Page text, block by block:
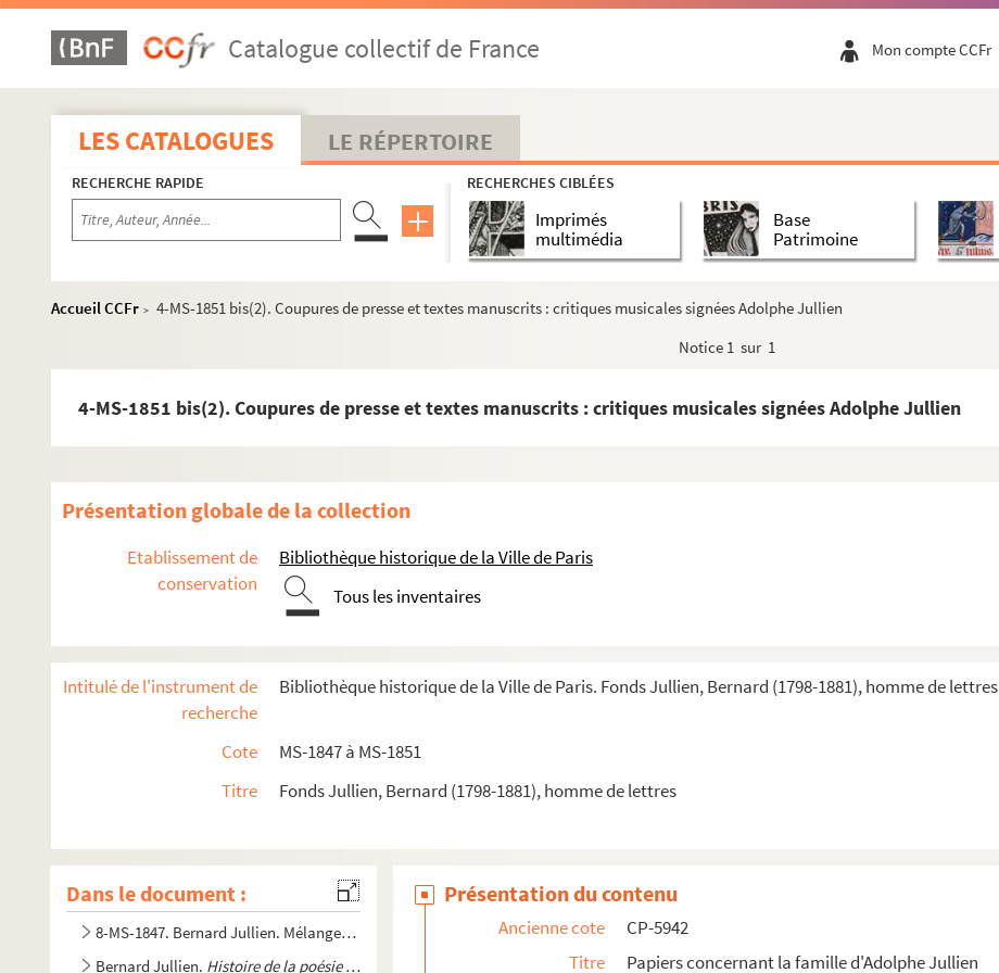
Catalogue collectif de France Mon compte CCFr
LES CATALOGUES LE RÉPERTOIRE
RECHERCHE RAPIDE RECHERCHES CIBLÉES
Imprimés
multimédia
Base
Patrimoine
Accueil CCFr > 4-MS-1851 bis(2). Coupures de presse et textes manuscrits : critiques musicales signées Adolphe Jullien
Notice 1 sur 1
4-MS-1851 bis(2). Coupures de presse et textes manuscrits : critiques musicales signées Adolphe Jullien
Présentation globale de la collection
Etablissement de
conservation
Bibliothèque historique de la Ville de Paris
Tous les inventaires
Intitulé de l'instrument de
recherche
Bibliothèque historique de la Ville de Paris. Fonds Jullien, Bernard (1798-1881), homme de lettres
Cote
MS-1847 à MS-1851
Titre
Fonds Jullien, Bernard (1798-1881), homme de lettres
Dans le document :
8-MS-1847. Bernard Jullien. Mélanges de critique, d'histoire et de philosophie
Bernard Jullien. Histoire de la poésie française à l'époque impériale, ou exposé par ordre de genres...
Présentation du contenu
Ancienne cote
CP-5942
Titre
Papiers concernant la famille d'Adolphe Jullien